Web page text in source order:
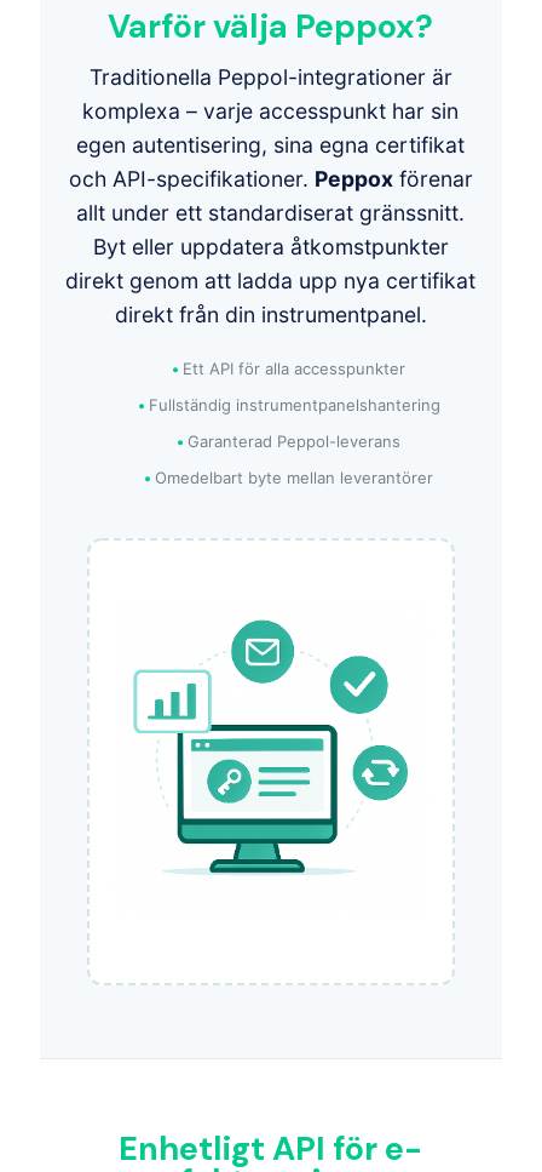
Varför välja Peppox?
Traditionella Peppol-integrationer är
komplexa – varje accesspunkt har sin
egen autentisering, sina egna certifikat
och API-specifikationer. Peppoxförenar
allt under ett standardiserat gränssnitt.
Byt eller uppdatera åtkomstpunkter
direkt genom att ladda upp nya certifikat
direkt från din instrumentpanel.
Ett API för alla accesspunkter
Fullständig instrumentpanelshantering
Garanterad Peppol-leverans
Omedelbart byte mellan leverantörer
Enhetligt API för e-